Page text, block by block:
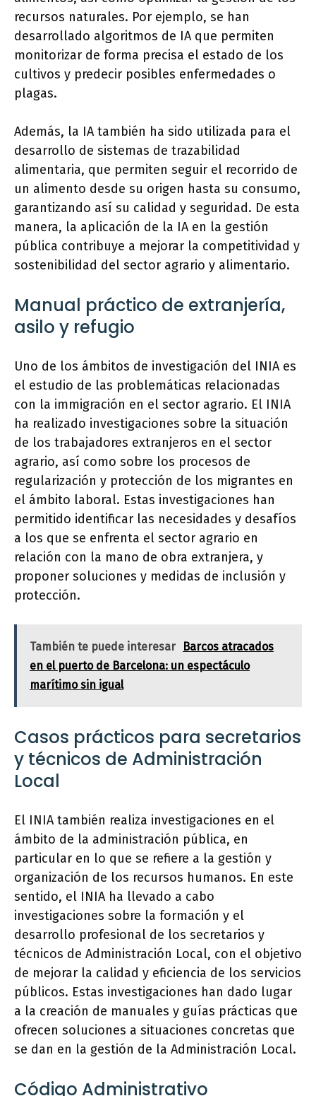
recursos naturales. Por ejemplo, se han
desarrollado algoritmos de IA que permiten
monitorizar de forma precisa el estado de los
cultivos y predecir posibles enfermedades o
plagas.
Además, la IA también ha sido utilizada para el
desarrollo de sistemas de trazabilidad
alimentaria, que permiten seguir el recorrido de
un alimento desde su origen hasta su consumo,
garantizando así su calidad y seguridad. De esta
manera, la aplicación de la IA en la gestión
pública contribuye a mejorar la competitividad y
sostenibilidad del sector agrario y alimentario.
Manual práctico de extranjería,
asilo y refugio
Uno de los ámbitos de investigación del INIA es
el estudio de las problemáticas relacionadas
con la immigración en el sector agrario. El INIA
ha realizado investigaciones sobre la situación
de los trabajadores extranjeros en el sector
agrario, así como sobre los procesos de
regularización y protección de los migrantes en
el ámbito laboral. Estas investigaciones han
permitido identificar las necesidades y desafíos
a los que se enfrenta el sector agrario en
relación con la mano de obra extranjera, y
proponer soluciones y medidas de inclusión y
protección.
También te puede interesar
Barcos atracados
en el puerto de Barcelona: un espectáculo
marítimo sin igual
Casos prácticos para secretarios
y técnicos de Administración
Local
El INIA también realiza investigaciones en el
ámbito de la administración pública, en
particular en lo que se refiere a la gestión y
organización de los recursos humanos. En este
sentido, el INIA ha llevado a cabo
investigaciones sobre la formación y el
desarrollo profesional de los secretarios y
técnicos de Administración Local, con el objetivo
de mejorar la calidad y eficiencia de los servicios
públicos. Estas investigaciones han dado lugar
a la creación de manuales y guías prácticas que
ofrecen soluciones a situaciones concretas que
se dan en la gestión de la Administración Local.
Código Administrativo